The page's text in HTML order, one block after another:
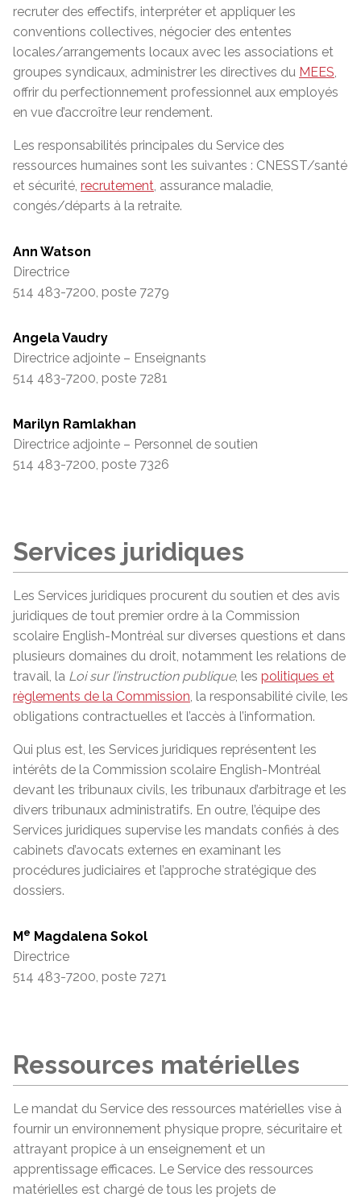
recruter des effectifs, interpréter et appliquer les
conventions collectives, négocier des ententes
locales/arrangements locaux avec les associations et
groupes syndicaux, administrer les directives du MEES
offrir du perfectionnement professionnel aux employés
en vue d’accroître leur rendement.
Les responsabilités principales du Service des
ressources humaines sont les suivantes : CNESST/santé
et sécurité, recrutement , assurance maladie,
congés/départs à la retraite.
Ann Watson
Directrice
514 483-7200, poste 7279
Angela Vaudry
Directrice adjointe – Enseignants
514 483-7200, poste 7281
Marilyn Ramlakhan
Directrice adjointe – Personnel de soutien
514 483-7200, poste 7326
Services juridiques
Les Services juridiques procurent du soutien et des avis
juridiques de tout premier ordre à la Commission
scolaire English-Montréal sur diverses questions et dans
plusieurs domaines du droit, notamment les relations de
travail, la Loi sur l’instruction publique, les politiques et
règlements de la Commission, la responsabilité civile, les
obligations contractuelles et l’accès à l’information.
Qui plus est, les Services juridiques représentent les
intérêts de la Commission scolaire English-Montréal
devant les tribunaux civils, les tribunaux d’arbitrage et les
divers tribunaux administratifs. En outre, l’équipe des
Services juridiques supervise les mandats confiés à des
cabinets d’avocats externes en examinant les
procédures judiciaires et l’approche stratégique des
dossiers.
M e Magdalena Sokol
Directrice
514 483-7200, poste 7271
Ressources matérielles
Le mandat du Service des ressources matérielles vise à
fournir un environnement physique propre, sécuritaire et
attrayant propice à un enseignement et un
apprentissage efficaces. Le Service des ressources
matérielles est chargé de tous les projets de